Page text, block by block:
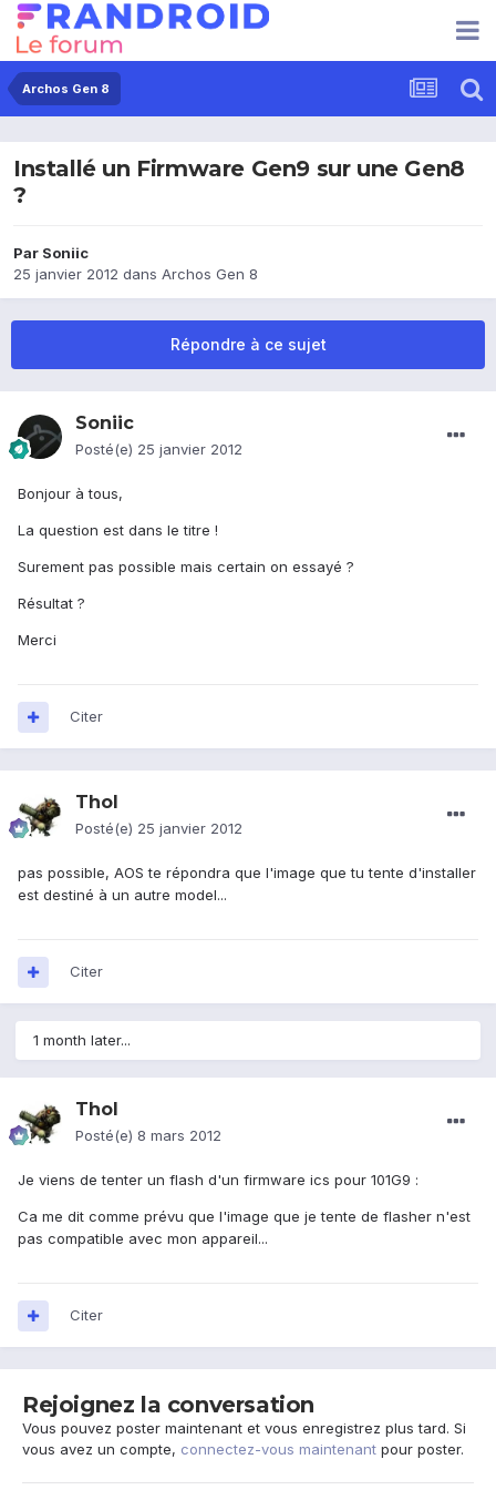
Archos Gen 8
Installé un Firmware Gen9 sur une Gen8
?
Par Soniic
25 janvier 2012 dans Archos Gen 8
Répondre à ce sujet
Soniic
Posté(e) 25 janvier 2012
Bonjour à tous,
La question est dans le titre !
Surement pas possible mais certain on essayé ?
Résultat ?
Merci
Citer
Thol
Posté(e) 25 janvier 2012
pas possible, AOS te répondra que l'image que tu tente d'installer
est destiné à un autre model...
Citer
1 month later...
Thol
Posté(e) 8 mars 2012
Je viens de tenter un flash d'un firmware ics pour 101G9 :
Ca me dit comme prévu que l'image que je tente de flasher n'est
pas compatible avec mon appareil...
Citer
Rejoignez la conversation
Vous pouvez poster maintenant et vous enregistrez plus tard. Si
vous avez un compte, connectez-vous maintenant pour poster.